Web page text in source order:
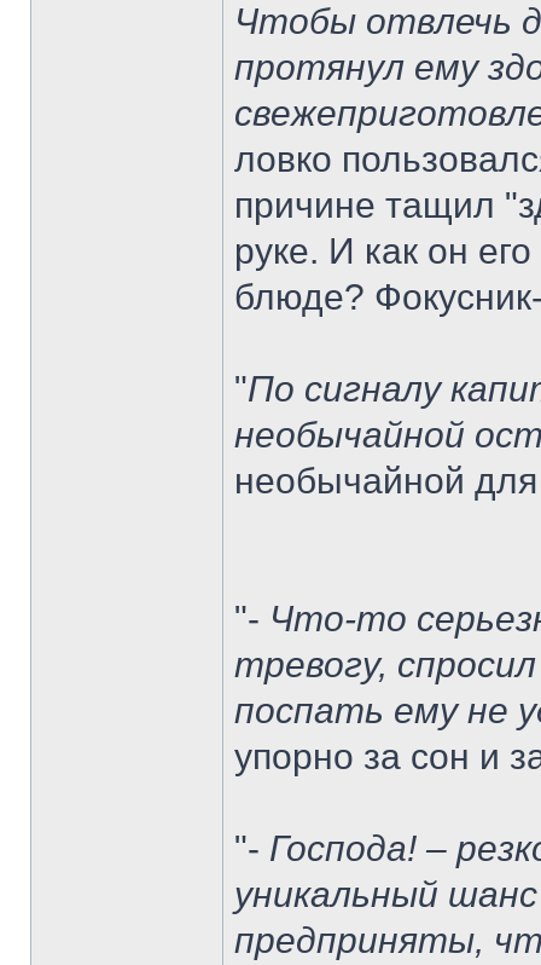
Чтобы отвлечь
протянул ему
ловко
причине тащил
руке. И как он
блюде?
"По сигналу
необычайной
необычайной для
"- Что-то
тревогу,
поспать ему не
упорно за сон и
"- Господа! –
уникальный
предприняты,